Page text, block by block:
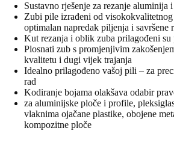
Sustavno rješenje za rezanje aluminija
Zubi pile izrađeni od visokokvalitetnog
optimalan napredak piljenja i savršene
Kut rezanja i oblik zuba prilagođeni
Plosnati zub s promjenjivim
kvalitetu i dugi vijek trajanja
Idealno prilagođeno vašoj pili – za
rad
Kodiranje bojama olakšava odabir
za aluminijske ploče i profile,
vlaknima ojačane plastike, obojene
kompozitne ploče